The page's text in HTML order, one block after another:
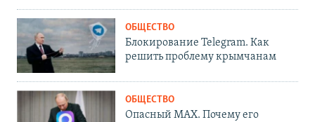
ОБЩЕСТВО
Блокирование Telegram. Как
решить проблему крымчанам
ОБЩЕСТВО
Опасный MAX. Почему его